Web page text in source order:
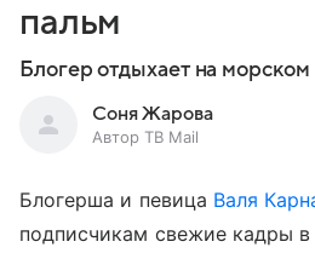
пальм
Блогер отдыхает на морском
Соня Жарова
Автор ТВ Mail
Блогерша и певица Валя
подписчикам свежие кадры